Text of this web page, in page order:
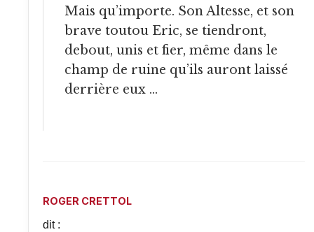
Mais qu’importe. Son Altesse, et son
brave toutou Eric, se tiendront,
debout, unis et fier, même dans le
champ de ruine qu’ils auront laissé
derrière eux …
ROGER CRETTOL
dit :